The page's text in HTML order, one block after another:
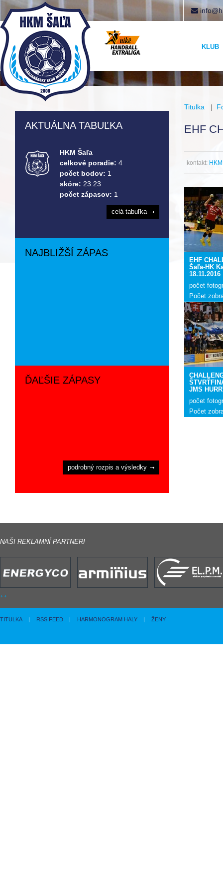
KLUB
Titulka |
EHF
kontakt:
EHF
Šaľa-HK
18.11.2016
počet
Počet
JMS
počet
Počet
AKTUÁLNA TABUĽKA
HKM Šaľa
celkové poradie: 4
počet bodov: 1
skóre: 23:23
počet zápasov: 1
celá tabuľka
NAJBLIŽŠÍ ZÁPAS
ĎAĽŠIE ZÁPASY
podrobný rozpis a výsledky
NAŠI REKLAMNÍ PARTNERI
TITULKA RSS FEED HARMONOGRAM HALY ŽENY